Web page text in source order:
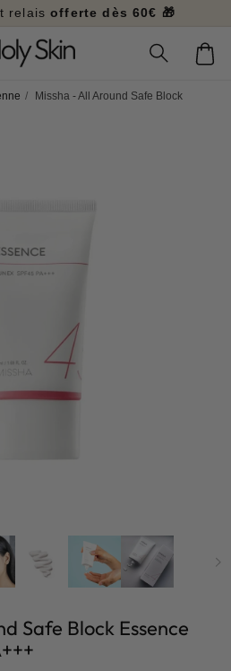
relaisofferte dès 60€ 🎁
Panier
/
Missha - All Around Safe Block
Safe Block Essence